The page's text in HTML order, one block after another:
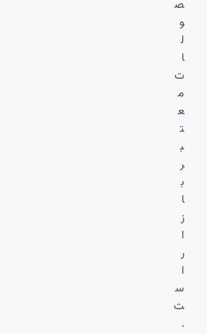
ص
و
ل
ا
ت
م
ع
ت
ب
ر
ب
ا
ز
ا
ر
ا
س
ت
.